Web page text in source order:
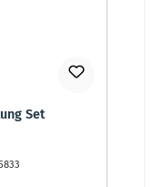
Set